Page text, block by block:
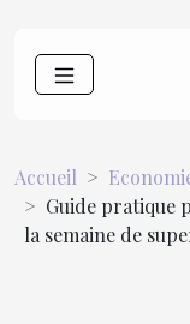
Accueil
Guide pratique
la semaine de